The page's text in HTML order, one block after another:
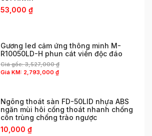
53,000 ₫
Gương led cảm ứng thông minh M-
R10050LD-H phun cát viền độc đáo
Giá gốc:3,527,000₫
Giá KM: 2,793,000 ₫
Ngõng thoát sàn FD-50LID nhựa ABS
ngăn mùi hôi cống thoát nhanh chống
côn trùng chống trào ngược
10,000 ₫